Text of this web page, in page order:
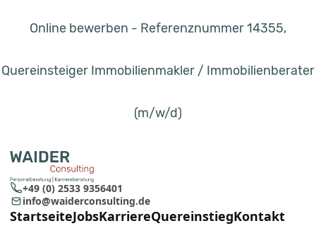
Online bewerben - Referenznummer 14355,
Quereinsteiger Immobilienmakler / Immobilienberater
(m/w/d)
+49 (0) 2533 9356401
info@waiderconsulting.de
StartseiteJobsKarriereQuereinstiegKontakt